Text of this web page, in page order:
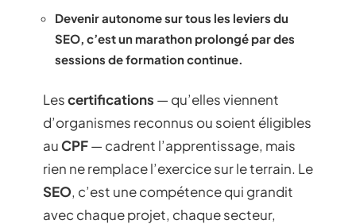
Devenir autonome sur tous les leviers du
SEO, c’est un marathon prolongé par des
sessions de formation continue.
Lescertifications — qu’elles viennent
d’organismes reconnus ou soient éligibles
auCPF— cadrent l’apprentissage, mais
rien ne remplace l’exercice sur le terrain. Le
SEO, c’est une compétence qui grandit
avec chaque projet, chaque secteur,